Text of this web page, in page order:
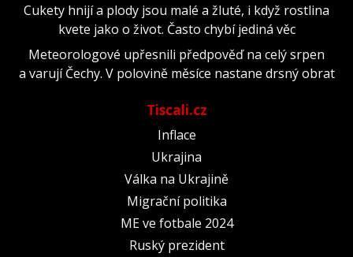
Cukety hnijí a plody jsou malé a žluté, i když rostlina
kvete jako o život. Často chybí jediná věc
Meteorologové upřesnili předpověď na celý srpen
a varují Čechy. V polovině měsíce nastane drsný obrat
Tiscali.cz
Inflace
Ukrajina
Válka na Ukrajině
Migrační politika
ME ve fotbale 2024
Ruský prezident